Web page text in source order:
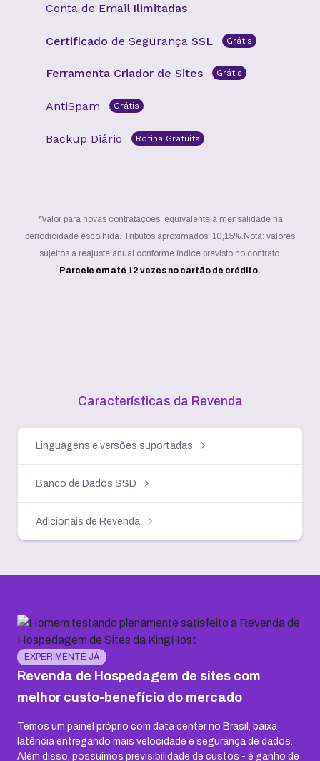
Conta de Email Ilimitadas
Certificado de Segurança SSL Grátis
Ferramenta Criador de Sites Grátis
AntiSpam Grátis
Backup Diário Rotina Gratuita
*Valor para novas contratações, equivalente à mensalidade na
periodicidade escolhida. Tributos aproximados: 10,15%. Nota: valores
sujeitos a reajuste anual conforme índice previsto no contrato.
Parcele em até 12 vezes no cartão de crédito.
Características da Revenda
Linguagens e versões suportadas
Banco de Dados SSD
Adicionais de Revenda
EXPERIMENTE JÁ
Revenda de Hospedagem de sites com
melhor custo-benefício do mercado
Temos um painel próprio com data center no Brasil, baixa
latência entregando mais velocidade e segurança de dados.
Além disso, possuímos previsibilidade de custos - é ganho de